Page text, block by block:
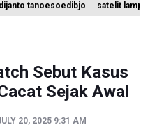
Berpotensi Hemat Subsidi
Airsoft Gun di Sekolah
tanoesoedibjo satelit
Sebut Kasus
Sejak Awal
20, 2025 9:31 AM